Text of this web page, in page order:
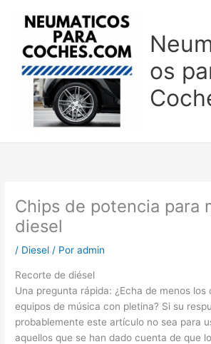
os
Chips de potencia para
diesel
/ Diesel / Poradmin
Recorte de diésel
Una pregunta rápida: ¿Echa de menos
equipos de música con pletina? Si su
probablemente este artículo no sea para
aquellos que se han dado cuenta de que